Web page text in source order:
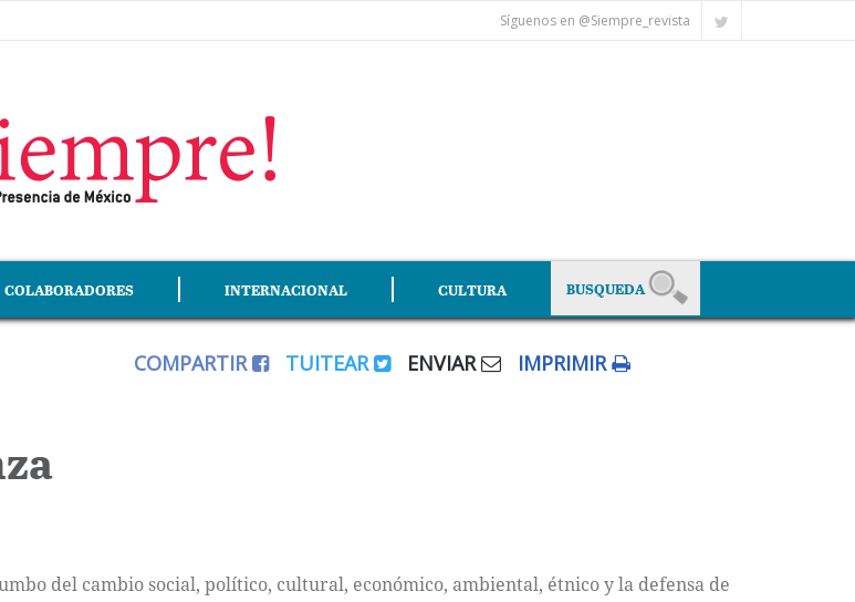
Síguenos en @Siempre_revista
COLABORADORES INTERNACIONAL CULTURA
COMPARTIR TUITEAR ENVIAR IMPRIMIR
del cambio social, político, cultural, económico, ambiental, étnico y la defensa de